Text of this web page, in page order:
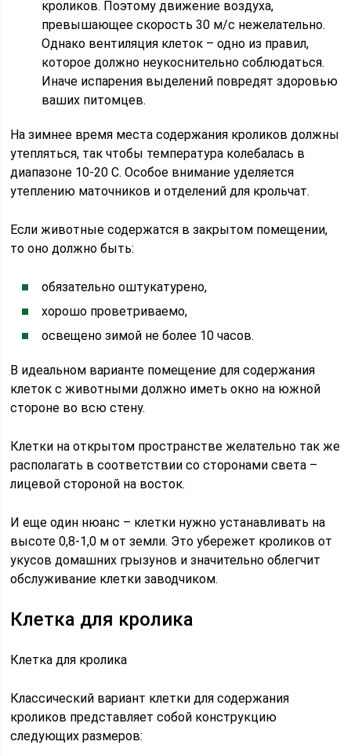
кроликов. Поэтому движение воздуха,
превышающее скорость 30 м/с нежелательно.
Однако вентиляция клеток – одно из правил,
которое должно неукоснительно соблюдаться.
Иначе испарения выделений повредят здоровью
ваших питомцев.
На зимнее время места содержания кроликов должны
утепляться, так чтобы температура колебалась в
диапазоне 10-20 С. Особое внимание уделяется
утеплению маточников и отделений для крольчат.
Если животные содержатся в закрытом помещении,
то оно должно быть:
обязательно оштукатурено,
хорошо проветриваемо,
освещено зимой не более 10 часов.
В идеальном варианте помещение для содержания
клеток с животными должно иметь окно на южной
стороне во всю стену.
Клетки на открытом пространстве желательно так же
располагать в соответствии со сторонами света –
лицевой стороной на восток.
И еще один нюанс – клетки нужно устанавливать на
высоте 0,8-1,0 м от земли. Это убережет кроликов от
укусов домашних грызунов и значительно облегчит
обслуживание клетки заводчиком.
Клетка для кролика
Клетка для кролика
Классический вариант клетки для содержания
кроликов представляет собой конструкцию
следующих размеров: